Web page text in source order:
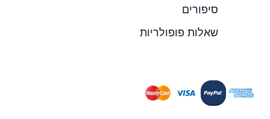
סיפורים
שאלות פופולריות